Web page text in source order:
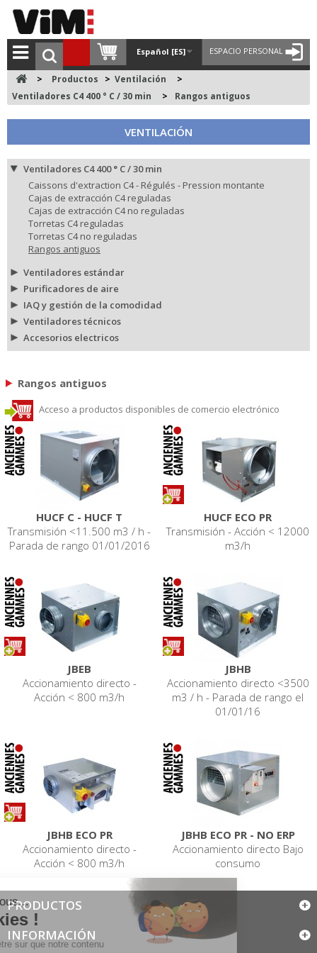
ESPACIO PERSONAL
Español [ES]
> Productos > Ventilación
>
Ventiladores C4 400 ° C / 30 min
> Rangos antiguos
VENTILACIÓN
Ventiladores C4 400 ° C / 30 min
Caissons d'extraction C4 - Régulés - Pression montante
Cajas de extracción C4 reguladas
Cajas de extracción C4 no reguladas
Torretas C4 reguladas
Torretas C4 no reguladas
Rangos antiguos
Ventiladores estándar
Purificadores de aire
IAQ y gestión de la comodidad
Ventiladores técnicos
Accesorios electricos
Rangos antiguos
Acceso a productos disponibles de comercio electrónico
HUCF C - HUCF T
Transmisión <11.500 m3 / h -
Parada de rango 01/01/2016
HUCF ECO PR
Transmisión - Acción < 12000
m3/h
JBEB
Accionamiento directo -
Acción < 800 m3/h
JBHB
Accionamiento directo <3500
m3 / h - Parada de rango el
01/01/16
JBHB ECO PR
Accionamiento directo -
Acción < 800 m3/h
JBHB ECO PR - NO ERP
Accionamiento directo Bajo
consumo
PRODUCTOS
INFORMACIÓN